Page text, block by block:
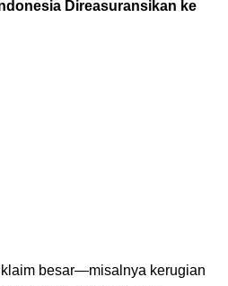
Direasuransikan ke
klaim besar—misalnya kerugian